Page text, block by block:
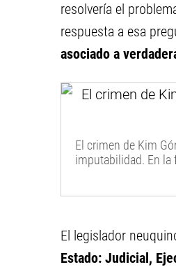
resolvería el
respuesta a esa
asociado a
El crimen de Kim
imputabilidad. En la
El legislador
Estado: Judicial,